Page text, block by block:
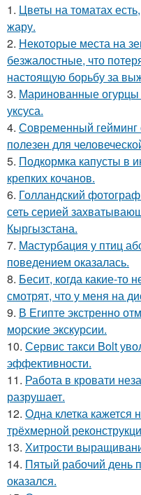
1. Цветы на томатах
жару.
2. Некоторые места на
безжалостные, что
настоящую борьбу за
3. Маринованные огурцы
уксуса.
4. Современный гейминг
полезен для
5. Подкормка капусты в
крепких кочанов.
6. Голландский
сеть серией
Кыргызстана.
7. Мастурбация у птиц
поведением оказалась.
8. Бесит, когда какие-то
смотрят, что у меня на
9. В Египте экстренно
морские экскурсии.
10. Сервис такси Bolt
эффективности.
11. Работа в кровати
разрушает.
12. Одна клетка кажется
трёхмерной
13. Хитрости
14. Пятый рабочий день
оказался.